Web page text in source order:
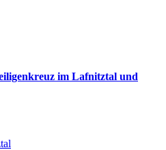
im Lafnitztal und